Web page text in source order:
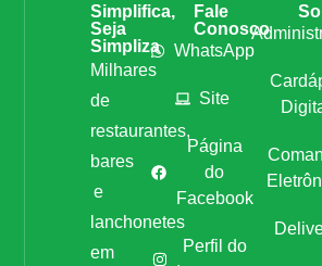
Simplifica,
Seja
Simpliza
Milhares
de
restaurantes,
bares
e
lanchonetes
em
Fale
Conosco
WhatsApp
Site
Página
do
Facebook
Perfil do